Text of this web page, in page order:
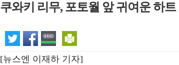
쿠와키 리무, 포토월 앞 귀여운 하
[뉴스엔 이재하 기자]